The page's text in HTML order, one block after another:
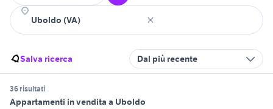
Salva ricerca Dal più recente
36 risultati
Appartamenti in vendita a Uboldo